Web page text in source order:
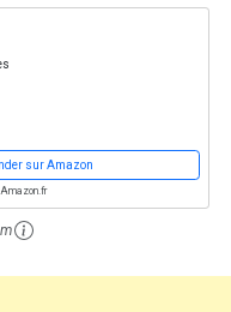
sur Amazon
Amazon.fr